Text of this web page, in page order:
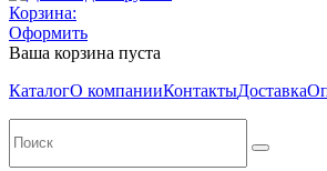
Корзина:
Оформить
Ваша корзина пуста
КаталогО компанииКонтактыДоставка